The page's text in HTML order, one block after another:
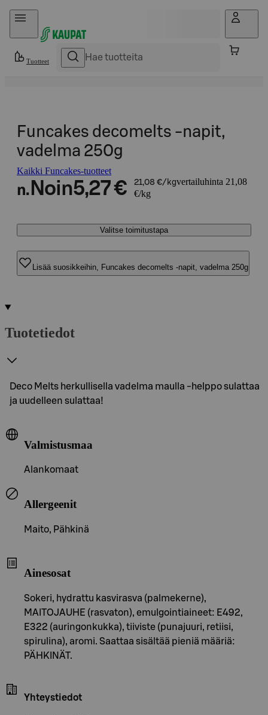
Hyppää sisältöön
Tuotteet
Funcakes decomelts -napit,
vadelma 250g
Kaikki Funcakes-tuotteet
n. Noin5,27 € 21,08 €/kgvertailuhinta 21,08
€/kg
Valitse toimitustapa
Lisää suosikkeihin, Funcakes decomelts -napit, vadelma 250g
Tuotetiedot
Deco Melts herkullisella vadelma maulla -helppo sulattaa
ja uudelleen sulattaa!
Valmistusmaa
Alankomaat
Allergeenit
Maito, Pähkinä
Ainesosat
Sokeri, hydrattu kasvirasva (palmekerne),
MAITOJAUHE (rasvaton), emulgointiaineet: E492,
E322 (auringonkukka), tiiviste (punajuuri, retiisi,
spirulina), aromi. Saattaa sisältää pieniä määriä:
PÄHKINÄT.
Yhteystiedot